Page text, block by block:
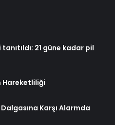
21 güne kadar pil
Hareketliliği
Karşı Alarmda